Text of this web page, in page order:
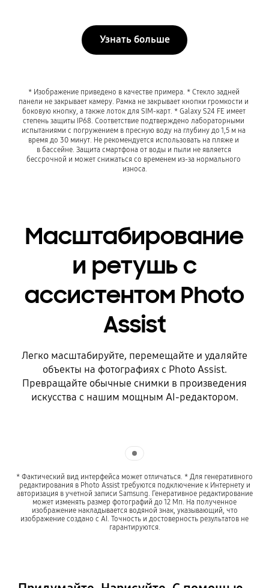
Узнать больше
* Изображение приведено в качестве примера. * Стекло задней
панели не закрывает камеру. Рамка не закрывает кнопки громкости и
боковую кнопку, а также лоток для SIM-карт. * Galaxy S24 FE имеет
степень защиты IP68. Соответствие подтверждено лабораторными
испытаниями с погружением в пресную воду на глубину до 1,5 м на
время до 30 минут. Не рекомендуется использовать на пляже и
в бассейне. Защита смартфона от воды и пыли не является
бессрочной и может снижаться со временем из-за нормального
износа.
Масштабирование
и ретушь с
ассистентом Photo
Assist
Легко масштабируйте, перемещайте и удаляйте
объекты на фотографиях с Photo Assist.
Превращайте обычные снимки в произведения
искусства с нашим мощным AI-редактором.
* Фактический вид интерфейса может отличаться. * Для генеративного
редактирования в Photo Assist требуются подключение к Интернету и
авторизация в учетной записи Samsung. Генеративное редактирование
может изменять размер фотографий до 12 Мп. На полученное
изображение накладывается водяной знак, указывающий, что
изображение создано с AI. Точность и достоверность результатов не
гарантируются.